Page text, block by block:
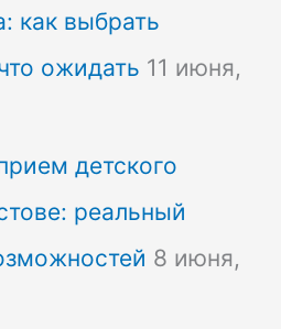
как выбрать
ожидать 11 июня,
детского
реальный
8 июня,